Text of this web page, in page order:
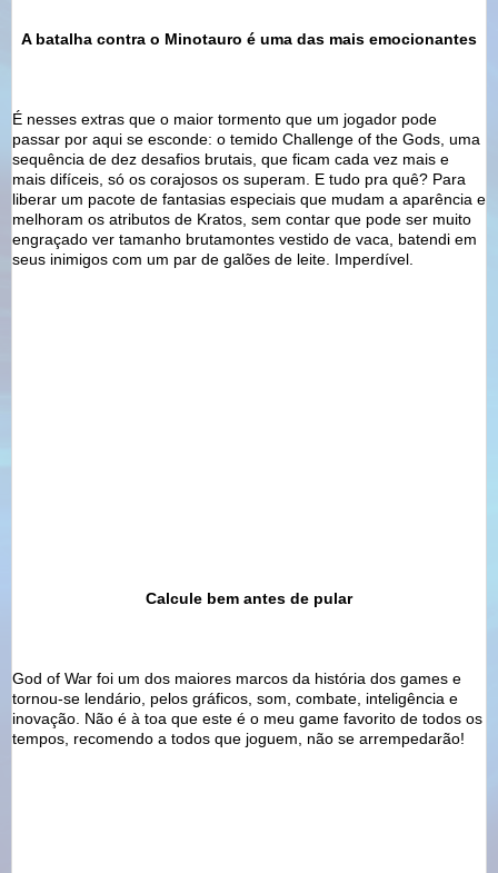
A batalha contra o Minotauro é uma das mais emocionantes
É nesses extras que o maior tormento que um jogador pode
passar por aqui se esconde: o temido Challenge of the Gods , uma
sequência de dez desafios brutais, que ficam cada vez mais e
mais difíceis, só os corajosos os superam. E tudo pra quê? Para
liberar um pacote de fantasias especiais que mudam a aparência e
melhoram os atributos de Kratos , sem contar que pode ser muito
engraçado ver tamanho brutamontes vestido de vaca, batendi em
seus inimigos com um par de galões de leite. Imperdível
Calcule bem antes de pular
God of War foi um dos maiores marcos da história dos games e
tornou-se lendário, pelos gráficos, som, combate, inteligência e
inovação. Não é à toa que este é o meu game favorito de todos os
tempos, recomendo a todos que joguem, não se arrempedarão!